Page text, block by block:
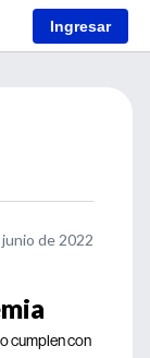
Ingresar
de 2022
cumplen con